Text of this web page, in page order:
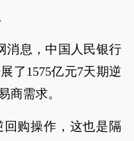
消息，中国人民银行
了1575亿元7天期逆
商需求。
回购操作，这也是隔